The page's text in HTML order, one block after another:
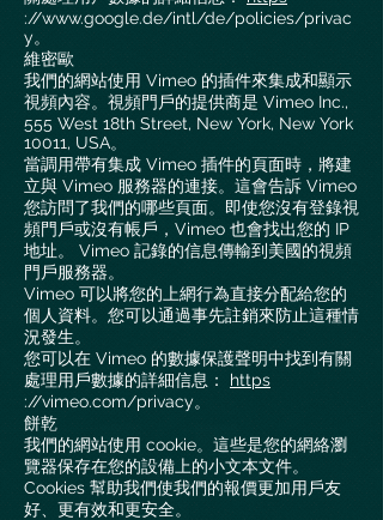
://www.google.de/intl/de/policies/privac
y。
維密歐
我們的網站使用 Vimeo 的插件來集成和顯示
視頻內容。視頻門戶的提供商是 Vimeo Inc.,
555 West 18th Street, New York, New York
10011, USA。
當調用帶有集成 Vimeo 插件的頁面時，將建
立與 Vimeo 服務器的連接。這會告訴 Vimeo
您訪問了我們的哪些頁面。即使您沒有登錄視
頻門戶或沒有帳戶，Vimeo 也會找出您的 IP
地址。 Vimeo 記錄的信息傳輸到美國的視頻
門戶服務器。
Vimeo 可以將您的上網行為直接分配給您的
個人資料。您可以通過事先註銷來防止這種情
況發生。
您可以在 Vimeo 的數據保護聲明中找到有關
處理用戶數據的詳細信息： https
://vimeo.com/privacy。
餅乾
我們的網站使用 cookie。這些是您的網絡瀏
覽器保存在您的設備上的小文本文件。
Cookies 幫助我們使我們的報價更加用戶友
好、更有效和更安全。